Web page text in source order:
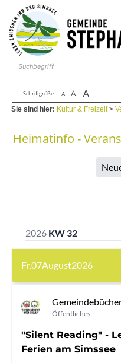
Zum Inhalt ,zur Navigation
Schriftgröße A A A
Sie sind hier: Kultur & Freizeit>
Heimatinfo -